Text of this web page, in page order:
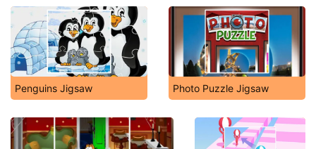
Penguins Jigsaw Photo Puzzle Jigsaw